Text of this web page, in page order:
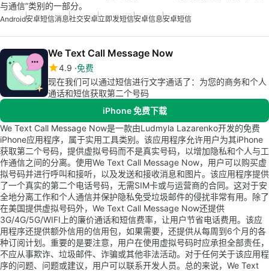
与通信”类别的一部分。
Android安卓短信消息社交安卓立即发短信安卓信息安卓短信
We Text Call Message Now
4.9 免费
现在我们可以通过短信进行文字通话了：为您的商务和个人
通话和短信获取第二个号码
iPhone 免费下载
We Text Call Message Now是一款由Ludmyla Lazarenko开发的免费
iPhone应用程序，属于实用工具类别。该应用程序允许用户为其iPhone
获取第二个号码，提供虚拟号码而不是真实号码，以增加隐私和个人与工
作通信之间的分离。使用We Text Call Message Now，用户可以购买虚
拟号码并进行呼叫和接听，以及发送和接收消息和图片。该应用程序提供
了一个真实的第二个电话号码，无需SIM卡或与运营商的合同。这对于安
全地分离工作和个人通信并保护隐私免受垃圾邮件的侵扰非常有用。除了
在美国提供虚拟号码外，We Text Call Message Now还提供
3G/4G/5G/WIFI上的廉价通话和短信费率，让用户节省电话费用。该应
用程序还提供额外信用的信用包，如果需要，还提供从每周到6个月的各
种订阅计划。重要的是要注意，用户在使用虚拟号码时应承担全部责任，
不应从事欺诈、垃圾邮件、诈骗或其他非法活动。对于任何关于该应用程
序的问题、问题或建议，用户可以联系开发人员。总的来说，We Text